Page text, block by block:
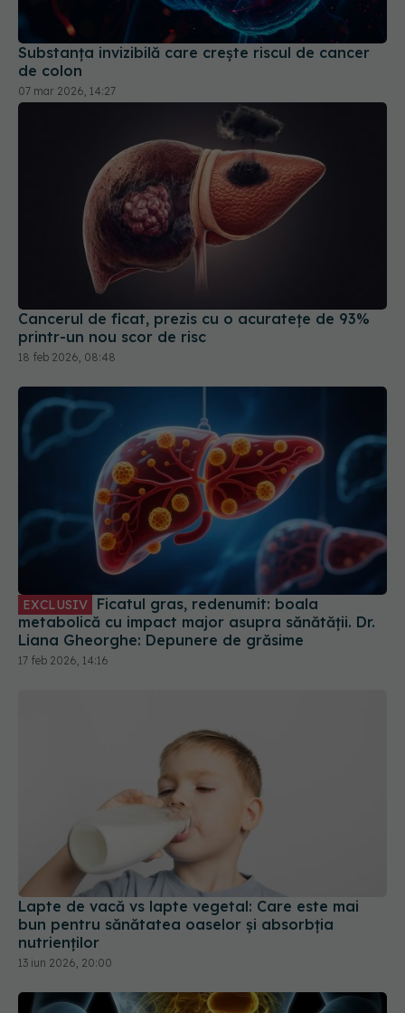
Substanța invizibilă care crește riscul de cancer
de colon
07 mar 2026, 14:27
Cancerul de ficat, prezis cu o acuratețe de 93%
printr-un nou scor de risc
18 feb 2026, 08:48
EXCLUSIV
metabolică cu impact major asupra sănătății. Dr.
Liana Gheorghe: Depunere de grăsime
17 feb 2026, 14:16
Lapte de vacă vs lapte vegetal: Care este mai
bun pentru sănătatea oaselor și absorbția
nutrienților
13 iun 2026, 20:00